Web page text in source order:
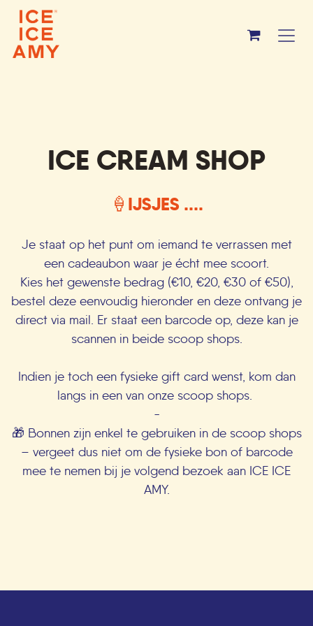
Overslaan naar inhoud
ICE CREAM SHOP
🍦IJSJES ....
Je staat op het punt om iemand te verrassen met
een cadeaubon waar je écht mee scoort.
Kies het gewenste bedrag (€10, €20, €30 of €50),
bestel deze eenvoudig hieronder en deze ontvang je
direct via mail. Er staat een barcode op, deze kan je
scannen in beide scoop shops.
Indien je toch een fysieke gift card wenst, kom dan
langs in een van onze scoop shops.
-
🎁 Bonnen zijn enkel te gebruiken in de scoop shops
– vergeet dus niet om de fysieke bon of barcode
mee te nemen bij je volgend bezoek aan ICE ICE
AMY.